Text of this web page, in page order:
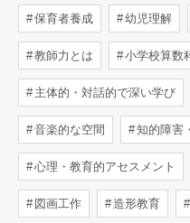
保育者養成 幼児理解
教師力とは 小学校算数
主体的・対話的で深い学び
音楽的な空間 知的障害
心理・教育的アセスメント
図画工作 造形教育